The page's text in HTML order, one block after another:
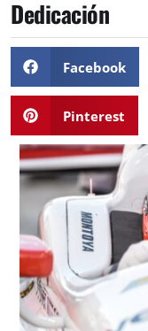
Dedicación
Facebook
Pinterest